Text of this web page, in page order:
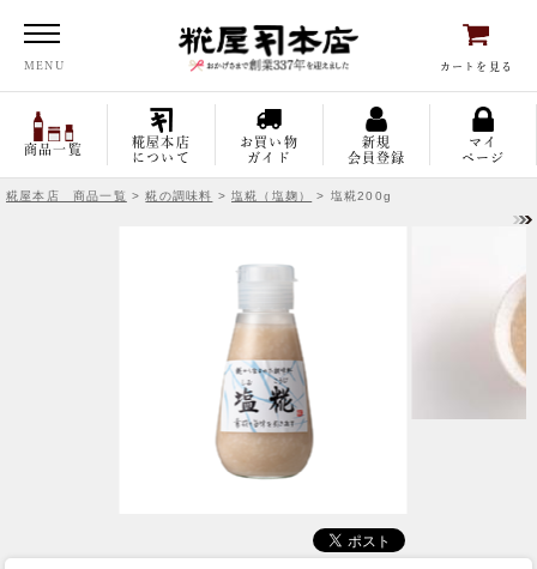
MENU カートを見る
商品一覧
糀屋本店
について
お買い物
ガイド
新規
会員登録
マイ
ページ
糀屋本店 商品一覧 >糀の調味料 >塩糀（塩麹） > 塩糀200g